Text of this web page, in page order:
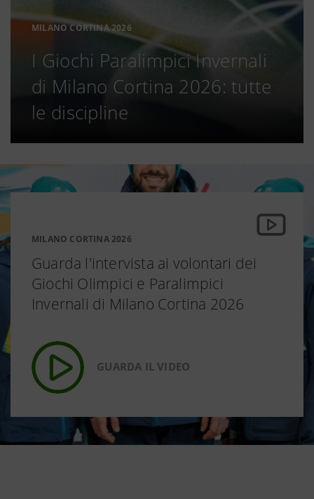
MILANO CORTINA 2026
I Giochi Paralimpici Invernali
di Milano Cortina 2026: tutte
le discipline
MILANO CORTINA 2026
Guarda l'intervista ai volontari dei
Giochi Olimpici e Paralimpici
Invernali di Milano Cortina 2026
GUARDA IL VIDEO